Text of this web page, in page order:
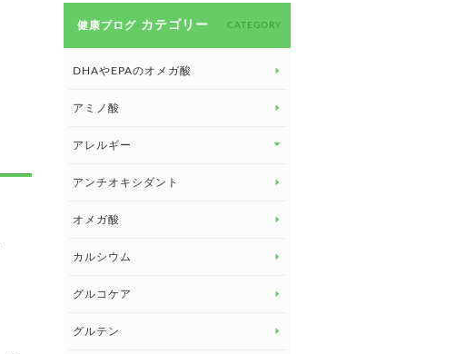
健康ブログ カテゴリー CATEGORY
DHAやEPAのオメガ酸
アミノ酸
アレルギー
アレルギー トップ
アンチオキシダント
オメガ酸
カルシウム
グルコケア
グルテン